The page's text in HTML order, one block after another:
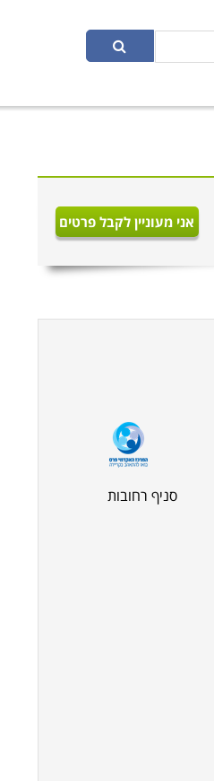
אני מעוניין לקבל פרטים
סניף רחובות